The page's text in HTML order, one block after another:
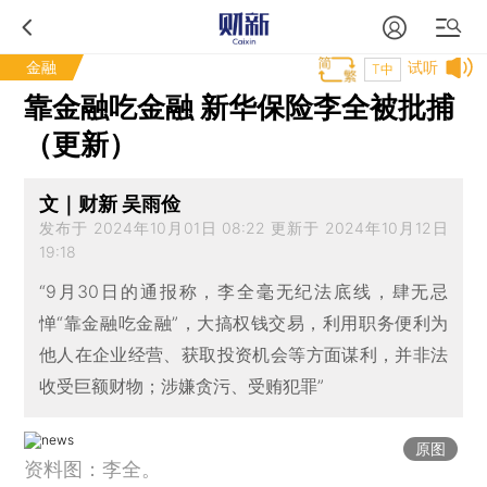
金融 试听
T中
靠金融吃金融 新华保险李全被批捕
（更新）
文｜财新 吴雨俭
发布于 2024年10月01日 08:22 更新于 2024年10月12日
19:18
“9月30日的通报称，李全毫无纪法底线，肆无忌
惮“靠金融吃金融”，大搞权钱交易，利用职务便利为
他人在企业经营、获取投资机会等方面谋利，并非法
收受巨额财物；涉嫌贪污、受贿犯罪”
原图
资料图：李全。